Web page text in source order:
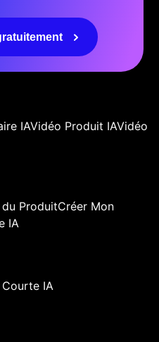
IAVidéo Produit IAVidéo
ProduitCréer Mon
IA
IA